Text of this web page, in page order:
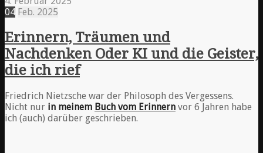
04 Feb. 2025
Erinnern, Träumen und
Nachdenken Oder KI und die Geister,
die ich rief
Friedrich Nietzsche war der Philosoph des Vergessens.
Nicht nur in meinem Buch vom Erinnern vor 6 Jahren habe
ich (auch) darüber geschrieben.